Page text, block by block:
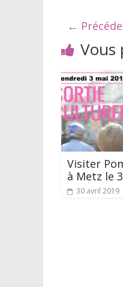
←
Vous
Visiter
à Metz le
30 avril 2019